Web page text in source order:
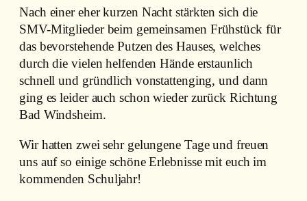
Nach einer eher kurzen Nacht stärkten sich die
SMV-Mitglieder beim gemeinsamen Frühstück für
das bevorstehende Putzen des Hauses, welches
durch die vielen helfenden Hände erstaunlich
schnell und gründlich vonstattenging, und dann
ging es leider auch schon wieder zurück Richtung
Bad Windsheim.
Wir hatten zwei sehr gelungene Tage und freuen
uns auf so einige schöne Erlebnisse mit euch im
kommenden Schuljahr!